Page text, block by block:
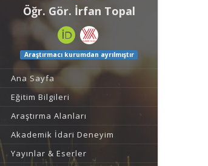
Öğr. Gör. İrfan Topal
Araştırmacı kurumdan ayrılmıştır
Ana Sayfa
Eğitim Bilgileri
Araştırma Alanları
Akademik İdari Deneyim
Yayınlar & Eserler